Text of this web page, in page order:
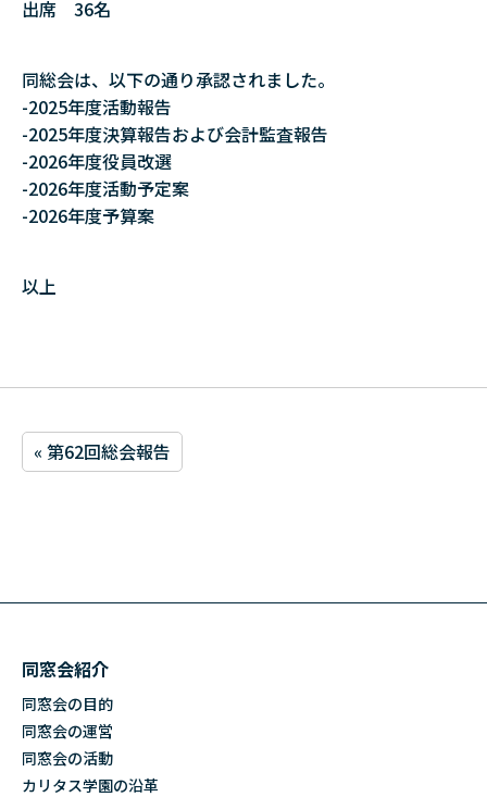
出席 36名
同総会は、以下の通り承認されました。
-2025年度活動報告
-2025年度決算報告および会計監査報告
-2026年度役員改選
-2026年度活動予定案
-2026年度予算案
以上
« 第62回総会報告
同窓会紹介
同窓会の目的
同窓会の運営
同窓会の活動
カリタス学園の沿革